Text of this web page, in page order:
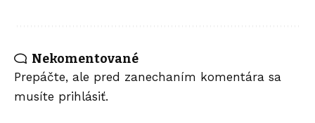
Nekomentované
Prepáčte, ale pred zanechaním komentára sa
musíte prihlásiť.